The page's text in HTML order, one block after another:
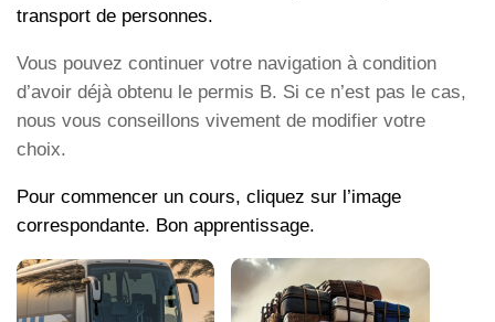
transport de personnes.
Vous pouvez continuer votre navigation à condition
d’avoir déjà obtenu le permis B. Si ce n’est pas le cas,
nous vous conseillons vivement de modifier votre
choix.
Pour commencer un cours, cliquez sur l’image
correspondante. Bon apprentissage.